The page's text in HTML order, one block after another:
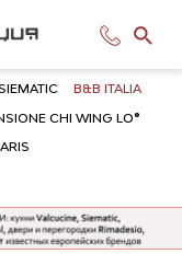
B&B ITALIA
CHI WING LO®